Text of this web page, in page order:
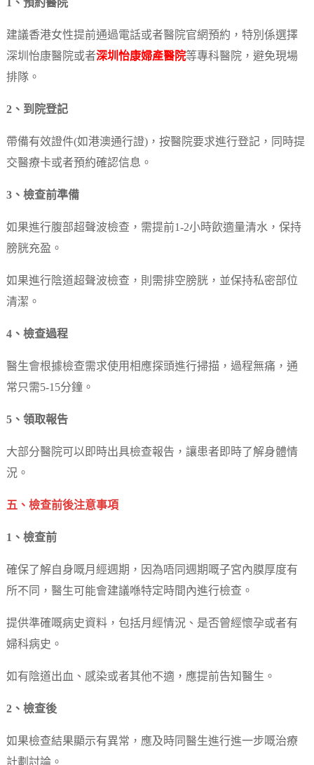
1、預約醫院
建議香港女性提前通過電話或者醫院官網預約，特別係選擇
深圳怡康醫院或者深圳怡康婦產醫院等專科醫院，避免現場
排隊。
2、到院登記
帶備有效證件(如港澳通行證)，按醫院要求進行登記，同時提
交醫療卡或者預約確認信息。
3、檢查前準備
如果進行腹部超聲波檢查，需提前1-2小時飲適量清水，保持
膀胱充盈。
如果進行陰道超聲波檢查，則需排空膀胱，並保持私密部位
清潔。
4、檢查過程
醫生會根據檢查需求使用相應探頭進行掃描，過程無痛，通
常只需5-15分鐘。
5、領取報告
大部分醫院可以即時出具檢查報告，讓患者即時了解身體情
況。
五、檢查前後注意事項
1、檢查前
確保了解自身嘅月經週期，因為唔同週期嘅子宮內膜厚度有
所不同，醫生可能會建議喺特定時間內進行檢查。
提供準確嘅病史資料，包括月經情況、是否曾經懷孕或者有
婦科病史。
如有陰道出血、感染或者其他不適，應提前告知醫生。
2、檢查後
如果檢查結果顯示有異常，應及時同醫生進行進一步嘅治療